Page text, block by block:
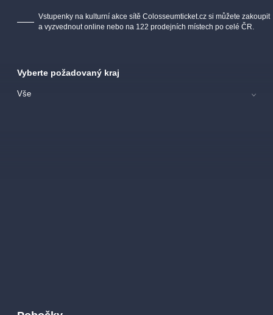
Sport
Vstupenky na kulturní akce sítě Colosseumticket.cz si můžete zakoupit
a vyzvednout online nebo na 122 prodejních místech po celé ČR.
Vyberte požadovaný kraj
Vše
muzikálypraha